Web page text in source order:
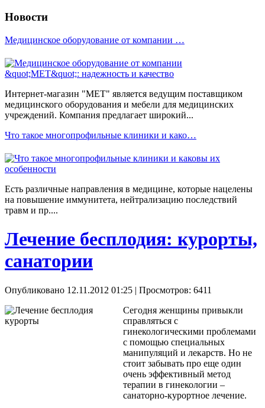
Новости
Медицинское оборудование от компании …
Интернет-магазин "МЕТ" является ведущим поставщиком
медицинского оборудования и мебели для медицинских
учреждений. Компания предлагает широкий...
Что такое многопрофильные клиники и како…
Есть различные направления в медицине, которые нацелены
на повышение иммунитета, нейтрализацию последствий
травм и пр....
Лечение бесплодия: курорты,
санатории
Опубликовано 12.11.2012 01:25 | Просмотров: 6411
Сегодня женщины привыкли
справляться с
гинекологическими проблемами
с помощью специальных
манипуляций и лекарств. Но не
стоит забывать про еще один
очень эффективный метод
терапии в гинекологии –
санаторно-курортное лечение.